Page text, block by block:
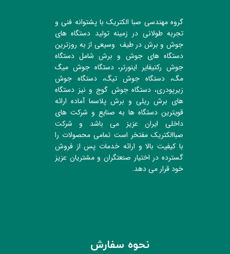
گروه مهندسی صبا الکتریک با پشتوانه فنی و
تجربه طولانی در زمینه تولید دستگاه های
جوش و برش در طیف وسیعی از به روزترین
دستگاه های جوش و برش شامل دستگاه
جوش رکتیفایر اینورتر، دستگاه جوش میگ
مگ، دستگاه جوش تیگ، دستگاه جوش
زیرپودری، دستگاه جوش گوج و نیز دستگاه
های برش ریلی و برش پلاسما آماده ارائه
قویترین دستگاه ها به صنایع و شرکت های
داخلی ایران عزیز می باشد و شرکت
صباالکتریک مفتخر است تمامی محصولات را
با کیفیت بالا و ارائه خدمات پس از فروش
گسترده در اختیار صنعتگران و مشتریان عزیز
خود قرار می دهد.
نحوه سفارش